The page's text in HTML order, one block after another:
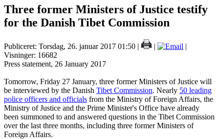
Three former Ministers of Justice testify
for the Danish Tibet Commission
Publiceret: Torsdag, 26. januar 2017 01:50 | |
|
Visninger: 16682
Press statement, 26 January 2017
Tomorrow, Friday 27 January, three former Ministers of Justice will
be interviewed by the Danish Tibet Commission. Nearly 50 leading
police officers and officials from the Ministry of Foreign Affairs, the
Ministry of Justice and the Prime Minister's Office have already
been summoned to and answered questions in the Tibet Commission
over the last three months, including three former Ministers of
Foreign Affairs.